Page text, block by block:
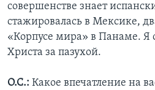
совершенстве знает
стажировалась в Мексике,
«Корпусе мира» в Панаме. Я
Христа за пазухой.
О.С.: Какое впечатление на